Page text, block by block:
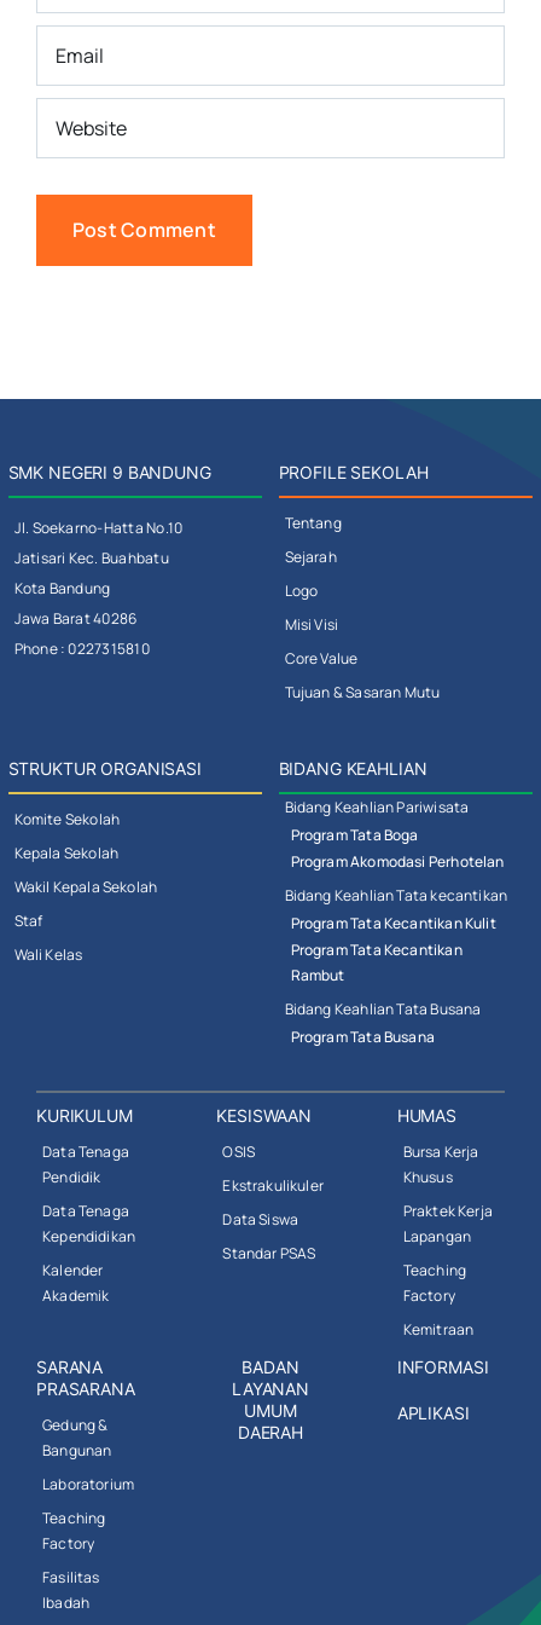
SMK NEGERI 9 BANDUNG
Jl. Soekarno-Hatta No.10
Jatisari Kec. Buahbatu
Kota Bandung
Jawa Barat 40286
Phone : 0227315810
PROFILE SEKOLAH
Tentang
Sejarah
Logo
Misi Visi
Core Value
Tujuan & Sasaran Mutu
STRUKTUR ORGANISASI
Komite Sekolah
Kepala Sekolah
Wakil Kepala Sekolah
Staf
Wali Kelas
BIDANG KEAHLIAN
Bidang Keahlian Pariwisata
Program Tata Boga
Program Akomodasi Perhotelan
Bidang Keahlian Tata kecantikan
Program Tata Kecantikan Kulit
Program Tata Kecantikan
Rambut
Bidang Keahlian Tata Busana
Program Tata Busana
KURIKULUM
Data Tenaga
Pendidik
Data Tenaga
Kependidikan
Kalender
Akademik
KESISWAAN
OSIS
Ekstrakulikuler
Data Siswa
Standar PSAS
HUMAS
Bursa Kerja
Khusus
Praktek Kerja
Lapangan
Teaching
Factory
Kemitraan
SARANA
PRASARANA
Gedung &
Bangunan
Laboratorium
Teaching
Factory
Fasilitas
Ibadah
BADAN
LAYANAN
UMUM
DAERAH
INFORMASI
APLIKASI